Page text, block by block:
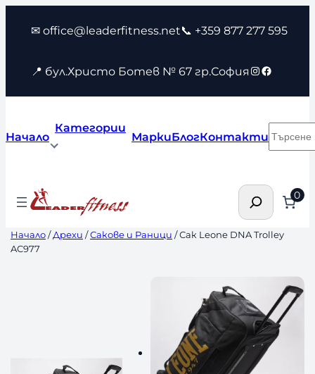
съдържанието
✉ office@leaderfitness.net📞 +359 877 277 595
📍 бул.Христо Ботев № 67 гр.София Instagram
Facebook
Начало
Категории
МаркиБлогКонтакти
Търсене 0
Начало/Дрехи /Сакове и Раници / Сак Leone DNA Trolley
AC977